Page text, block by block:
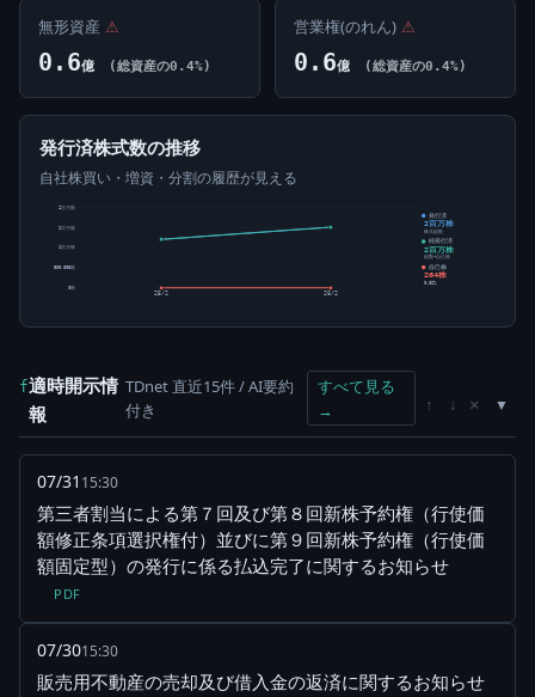
無形資産 ⚠
0.6億 (総資産の0.4%)
営業権(のれん) ⚠
0.6億 (総資産の0.4%)
発行済株式数の推移
自社株買い・増資・分割の履歴が見える
0株
500,000株
1百万株
2百万株
2百万株
25/2 26/2
発行済
2百万株
株式総数
純発行済
2百万株
総数-自己株
自己株
264株
0.02%
f適時開示情
報
TDnet 直近15件 / AI要約
付き
すべて見る
→
↑ ↓ ×
07/31 15:30
第三者割当による第７回及び第８回新株予約権（行使価
額修正条項選択権付）並びに第９回新株予約権（行使価
額固定型）の発行に係る払込完了に関するお知らせ
PDF
07/3015:30
販売用不動産の売却及び借入金の返済に関するお知らせ